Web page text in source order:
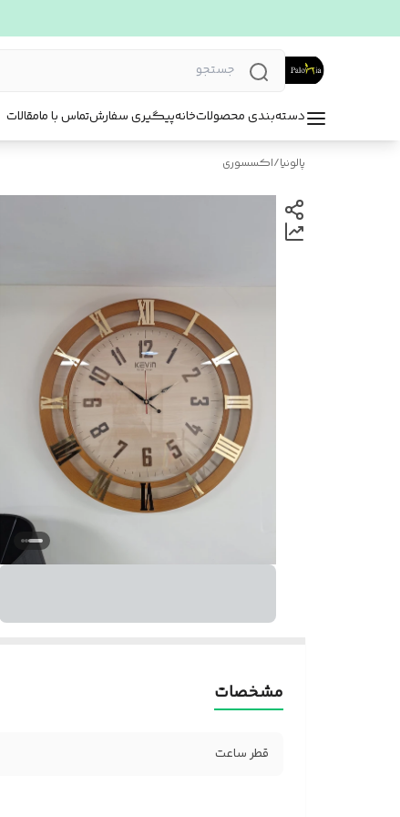
دسته‌بندی محصولاتخانهپیگیری سفارشتماس با مامقالات
پالونیا/اکسسوری
مشخصات
قطر ساعت